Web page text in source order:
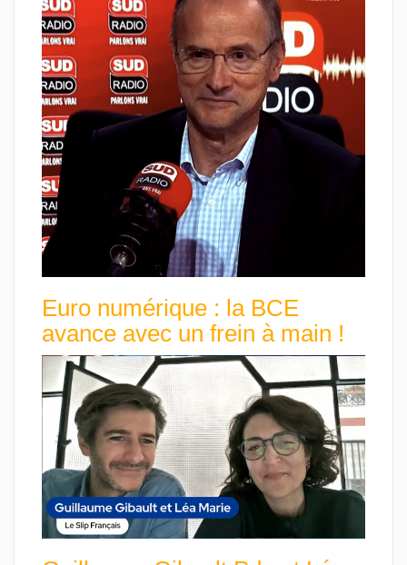
Euro numérique : la BCE
avance avec un frein à main !